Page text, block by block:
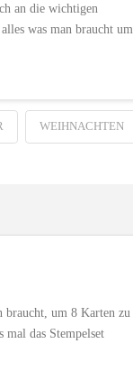
an die wichtigen
was man braucht um
WEIHNACHTEN
braucht, um 8 Karten zu
das Stempelset